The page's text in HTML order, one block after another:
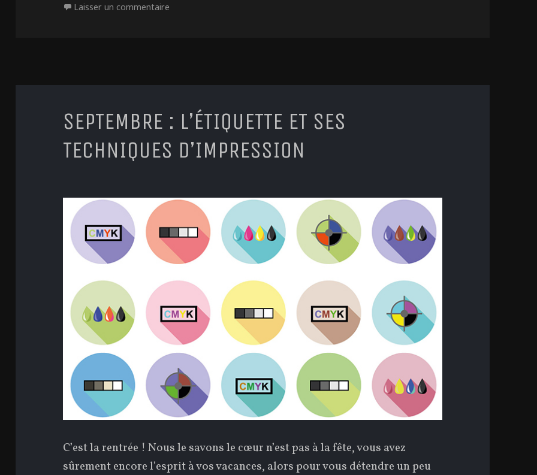
Laisser un commentaire
SEPTEMBRE : L’ÉTIQUETTE ET SES
TECHNIQUES D’IMPRESSION
C’est la rentrée ! Nous le savons le cœur n’est pas à la fête, vous avez
sûrement encore l’esprit à vos vacances, alors pour vous détendre un peu